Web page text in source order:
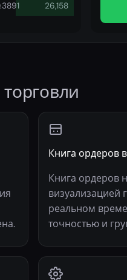
26,158
Книга ордеров
Книга ордеров
визуализацией
реальном
точностью и